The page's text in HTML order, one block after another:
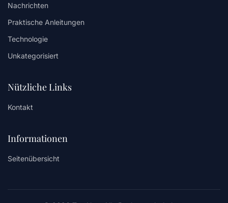
Nachrichten
Praktische Anleitungen
Technologie
Unkategorisiert
Nützliche Links
Kontakt
Informationen
Seitenübersicht